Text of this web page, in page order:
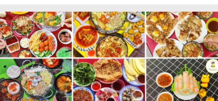
cho du […]